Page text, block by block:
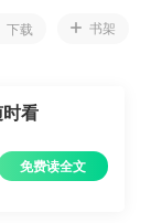
下载 书架
看
免费读全文